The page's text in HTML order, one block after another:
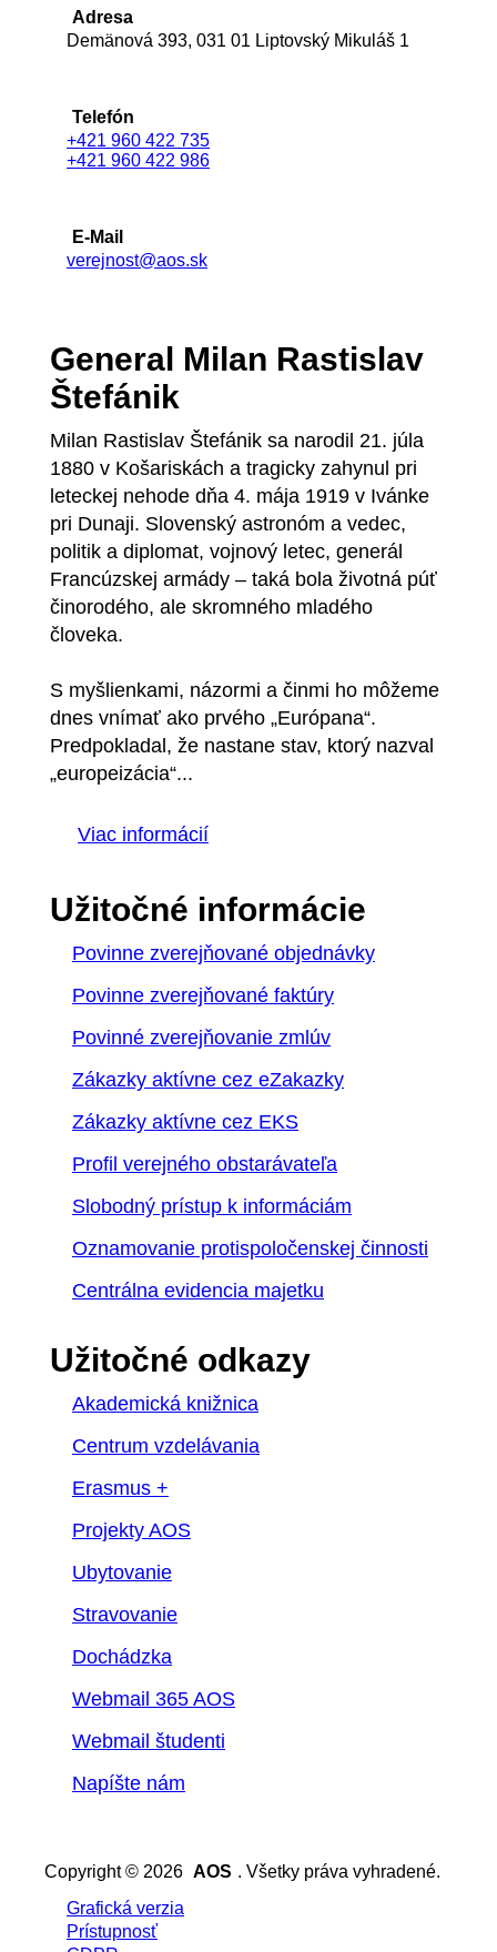
Adresa
Demänová 393, 031 01 Liptovský Mikuláš 1
Telefón
+421 960 422 735
+421 960 422 986
E-Mail
verejnost@aos.sk
General Milan Rastislav
Štefánik
Milan Rastislav Štefánik sa narodil 21. júla
1880 v Košariskách a tragicky zahynul pri
leteckej nehode dňa 4. mája 1919 v Ivánke
pri Dunaji. Slovenský astronóm a vedec,
politik a diplomat, vojnový letec, generál
Francúzskej armády – taká bola životná púť
činorodého, ale skromného mladého
človeka.
S myšlienkami, názormi a činmi ho môžeme
dnes vnímať ako prvého „Európana“.
Predpokladal, že nastane stav, ktorý nazval
„europeizácia“...
Viac informácií
Užitočné informácie
Povinne zverejňované objednávky
Povinne zverejňované faktúry
Povinné zverejňovanie zmlúv
Zákazky aktívne cez eZakazky
Zákazky aktívne cez EKS
Profil verejného obstarávateľa
Slobodný prístup k informáciám
Oznamovanie protispoločenskej činnosti
Centrálna evidencia majetku
Užitočné odkazy
Akademická knižnica
Centrum vzdelávania
Erasmus +
Projekty AOS
Ubytovanie
Stravovanie
Dochádzka
Webmail 365 AOS
Webmail študenti
Napíšte nám
Copyright © 2026 AOS . Všetky práva vyhradené.
Grafická verzia
Prístupnosť